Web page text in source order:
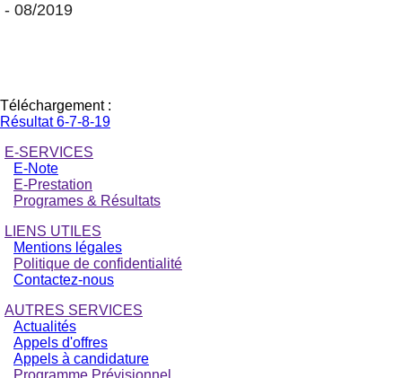
- 08/2019
Téléchargement :
Résultat 6-7-8-19
E-SERVICES
E-Note
E-Prestation
Programes & Résultats
LIENS UTILES
Mentions légales
Politique de confidentialité
Contactez-nous
AUTRES SERVICES
Actualités
Appels d'offres
Appels à candidature
Programme Prévisionnel